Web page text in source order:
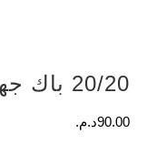
20/20 باك جهوي
90.00د.م.